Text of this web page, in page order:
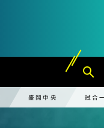
盛岡中央 試合